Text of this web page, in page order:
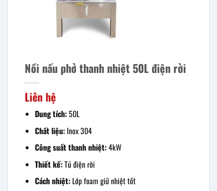
Nồi nấu phở thanh nhiệt 50L điện rời
Liên hệ
Dung tích:50L
Chất liệu:Inox 304
Công suất thanh nhiệt:4kW
Thiết kế:Tủ điện rời
Cách nhiệt:Lớp foam giữ nhiệt tốt